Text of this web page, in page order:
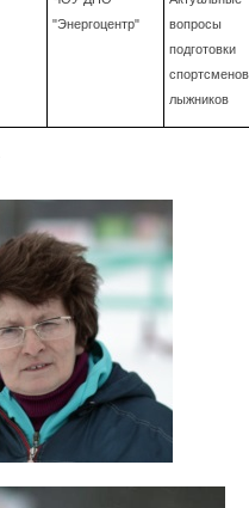
"Энергоцентр"
вопросы
подготовки
спортсменов
лыжников